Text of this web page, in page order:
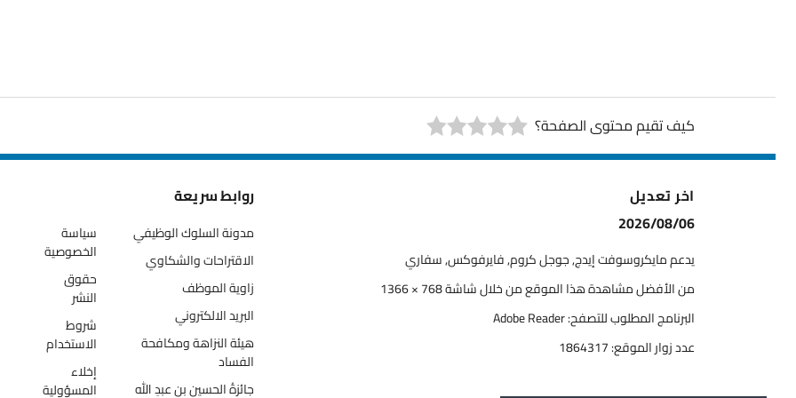
كيف تقيم محتوى الصفحة؟
اخر تعديل
2026/08/06
يدعم مايكروسوفت إيدج, جوجل كروم, فايرفوكس, سفاري
من الأفضل مشاهدة هذا الموقع من خلال شاشة 768 × 1366
البرنامج المطلوب للتصفح: Adobe Reader
عدد زوار الموقع:1864317
روابط سريعة
مدونة السلوك الوظيفي
الاقتراحات والشكاوي
زاوية الموظف
البريد الالكتروني
هيئة النزاهة ومكافحة
الفساد
جائزةُ الحسين بن عبدِ الله
سياسة
الخصوصية
حقوق
النشر
شروط
الاستخدام
إخلاء
المسؤولية